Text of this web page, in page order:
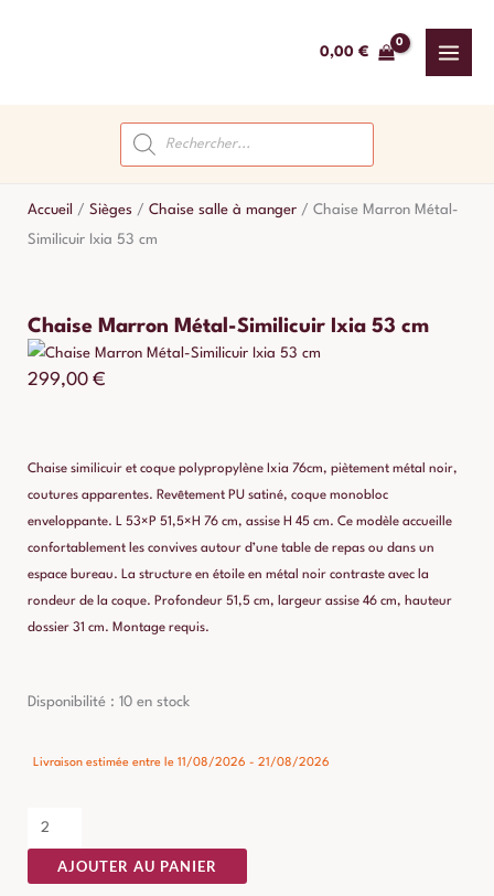
0,00 €
Recherche
de
produits
Accueil / Sièges / Chaise salle à manger / Chaise Marron Métal-
Similicuir Ixia 53 cm
Chaise Marron Métal-Similicuir Ixia 53 cm
299,00 €
Chaise similicuir et coque polypropylène Ixia 76cm, piètement métal noir,
coutures apparentes. Revêtement PU satiné, coque monobloc
enveloppante. L 53×P 51,5×H 76 cm, assise H 45 cm. Ce modèle accueille
confortablement les convives autour d’une table de repas ou dans un
espace bureau. La structure en étoile en métal noir contraste avec la
rondeur de la coque. Profondeur 51,5 cm, largeur assise 46 cm, hauteur
dossier 31 cm. Montage requis.
Disponibilité : 10 en stock
Livraison estimée entre le 11/08/2026 - 21/08/2026
quantité
Chaise
Métal-
Similicuir
Ixia
AJOUTER AU PANIER